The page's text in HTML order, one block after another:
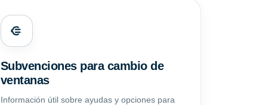
Subvenciones para cambio de
ventanas
Información útil sobre ayudas y opciones para